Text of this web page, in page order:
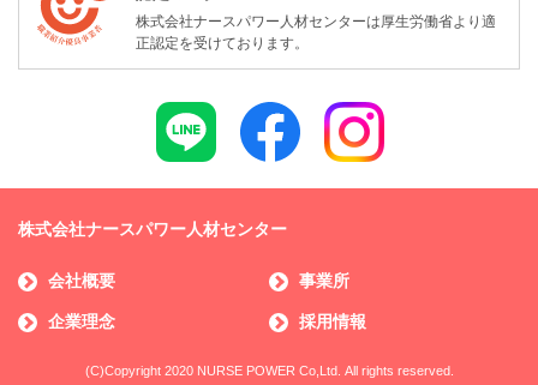
株式会社ナースパワー人材センターは厚生労働省より適
正認定を受けております。
株式会社ナースパワー人材センター
会社概要 事業所
企業理念 採用情報
(C)Copyright 2020 NURSE POWER Co,Ltd. All rights reserved.